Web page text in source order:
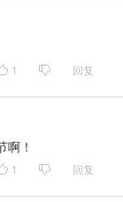
1 回复
啊！
1 回复